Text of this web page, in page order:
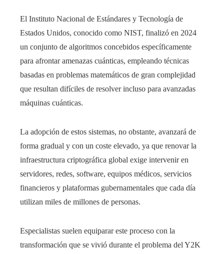
El Instituto Nacional de Estándares y Tecnología de
Estados Unidos, conocido como NIST, finalizó en 2024
un conjunto de algoritmos concebidos específicamente
para afrontar amenazas cuánticas, empleando técnicas
basadas en problemas matemáticos de gran complejidad
que resultan difíciles de resolver incluso para avanzadas
máquinas cuánticas.
La adopción de estos sistemas, no obstante, avanzará de
forma gradual y con un coste elevado, ya que renovar la
infraestructura criptográfica global exige intervenir en
servidores, redes, software, equipos médicos, servicios
financieros y plataformas gubernamentales que cada día
utilizan miles de millones de personas.
Especialistas suelen equiparar este proceso con la
transformación que se vivió durante el problema del Y2K